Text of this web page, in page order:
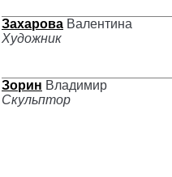
Захарова Валентина
Художник
Зорин Владимир
Скульптор